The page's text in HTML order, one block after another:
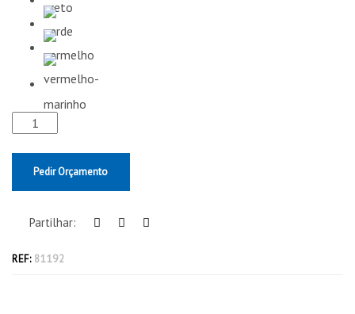
Pedir Orçamento
Partilhar:
REF: 81192